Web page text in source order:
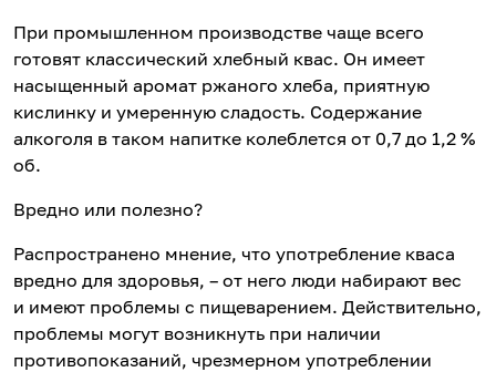
При промышленном производстве чаще всего
готовят классический хлебный квас. Он имеет
насыщенный аромат ржаного хлеба, приятную
кислинку и умеренную сладость. Содержание
алкоголя в таком напитке колеблется от 0,7 до 1,2 %
об.
Вредно или полезно?
Распространено мнение, что употребление кваса
вредно для здоровья, – от него люди набирают вес
и имеют проблемы с пищеварением. Действительно,
проблемы могут возникнуть при наличии
противопоказаний, чрезмерном употреблении